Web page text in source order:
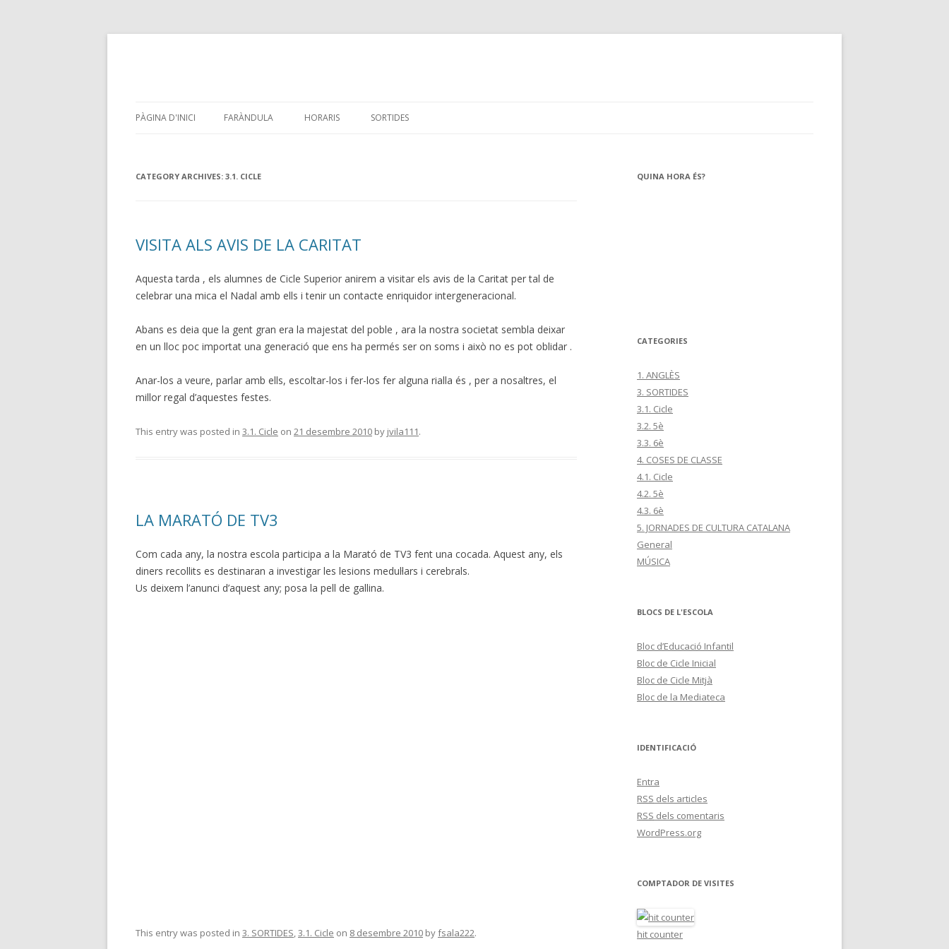
PÀGINA D'INICI FARÀNDULA HORARIS SORTIDES
CATEGORY ARCHIVES: 3.1. CICLE
VISITA ALS AVIS DE LA CARITAT
Aquesta tarda , els alumnes de Cicle Superior anirem a visitar els avis de la Caritat per tal de
celebrar una mica el Nadal amb ells i tenir un contacte enriquidor intergeneracional.
Abans es deia que la gent gran era la majestat del poble , ara la nostra societat sembla deixar
en un lloc poc importat una generació que ens ha permés ser on soms i això no es pot oblidar .
Anar-los a veure, parlar amb ells, escoltar-los i fer-los fer alguna rialla és , per a nosaltres, el
millor regal d’aquestes festes.
This entry was posted in 3.1. Cicle on 21 desembre 2010 by jvila111.
LA MARATÓ DE TV3
Com cada any, la nostra escola participa a la Marató de TV3 fent una cocada. Aquest any, els
diners recollits es destinaran a investigar les lesions medul·lars i cerebrals.
Us deixem l’anunci d’aquest any; posa la pell de gallina.
This entry was posted in 3. SORTIDES,3.1. Cicle on 8 desembre 2010 byfsala222.
QUINA HORA ÉS?
CATEGORIES
1. ANGLÈS
3. SORTIDES
3.1. Cicle
3.2. 5è
3.3. 6è
4. COSES DE CLASSE
4.1. Cicle
4.2. 5è
4.3. 6è
5. JORNADES DE CULTURA CATALANA
General
MÚSICA
BLOCS DE L'ESCOLA
Bloc d’Educació Infantil
Bloc de Cicle Inicial
Bloc de Cicle Mitjà
Bloc de la Mediateca
IDENTIFICACIÓ
Entra
RSS dels articles
RSS dels comentaris
WordPress.org
COMPTADOR DE VISITES
hit counter